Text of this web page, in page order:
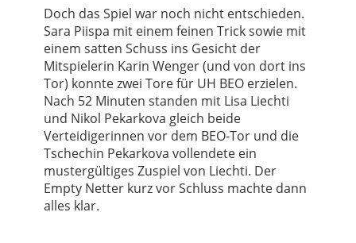
Doch das Spiel war noch nicht entschieden.
Sara Piispa mit einem feinen Trick sowie mit
einem satten Schuss ins Gesicht der
Mitspielerin Karin Wenger (und von dort ins
Tor) konnte zwei Tore für UH BEO erzielen.
Nach 52 Minuten standen mit Lisa Liechti
und Nikol Pekarkova gleich beide
Verteidigerinnen vor dem BEO-Tor und die
Tschechin Pekarkova vollendete ein
mustergültiges Zuspiel von Liechti. Der
Empty Netter kurz vor Schluss machte dann
alles klar.